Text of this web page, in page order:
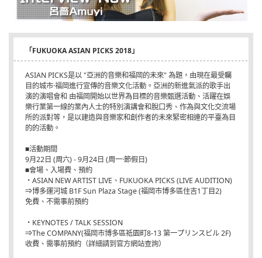
「FUKUOKA ASIAN PICKS 2018」
ASIAN PICKS是以 "亞洲的音樂和福岡的未來" 為題，由現在最受矚
目的城市·福岡進行宣傳的音樂文化活動。亞洲的新進氣派的歌手出
演的演唱會和 由福岡開始以世界為目標的音樂甄選活動、活躍在娛
樂行業第一線的業內人士的特別演講會和脫口秀、作為與文化交流場
所的派對等，是以建造與音樂家和創作者的未來緊密相連的平臺為目
的的活動。
■活動期間
9月22日 (周六) - 9月24日 (周一·節假日)
■會場、入場費、預約
・ASIAN NEW ARTIST LIVE、FUKUOKA PICKS (LIVE AUDITION)
⇒博多運河城 B1F Sun Plaza Stage (福岡市博多區住吉1丁目2)
免費、不需事前預約
・KEYNOTES / TALK SESSION
⇒The COMPANY(福岡市博多區祗園町8-13 第一プリンスビル 2F)
收費、需事前預約（詳細請到官方網站查詢）